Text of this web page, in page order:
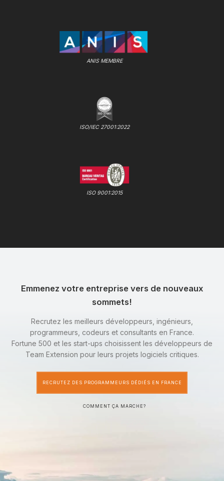
ANIS MEMBRE
ISO/IEC 27001:2022
ISO 9001:2015
Emmenez votre entreprise vers de nouveaux
sommets!
Recrutez les meilleurs développeurs, ingénieurs,
programmeurs, codeurs et consultants en France.
Fortune 500 et les start-ups choisissent les développeurs de
Team Extension pour leurs projets logiciels critiques.
RECRUTEZ DES PROGRAMMEURS DÉDIÉS EN FRANCE
COMMENT ÇA MARCHE?